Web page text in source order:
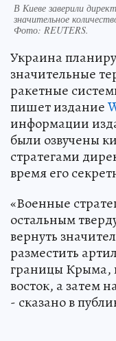
В Киеве заверили
значительное
Фото: REUTERS.
Украина
значительные
ракетные
пишет издание
информации
были озвучены
стратегами
время его
«Военные
остальным
вернуть
разместить
границы Крыма,
восток, а затем
- сказано в